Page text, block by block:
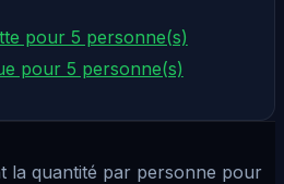
pour 5 personne(s)
pour 5 personne(s)
la quantité par personne pour